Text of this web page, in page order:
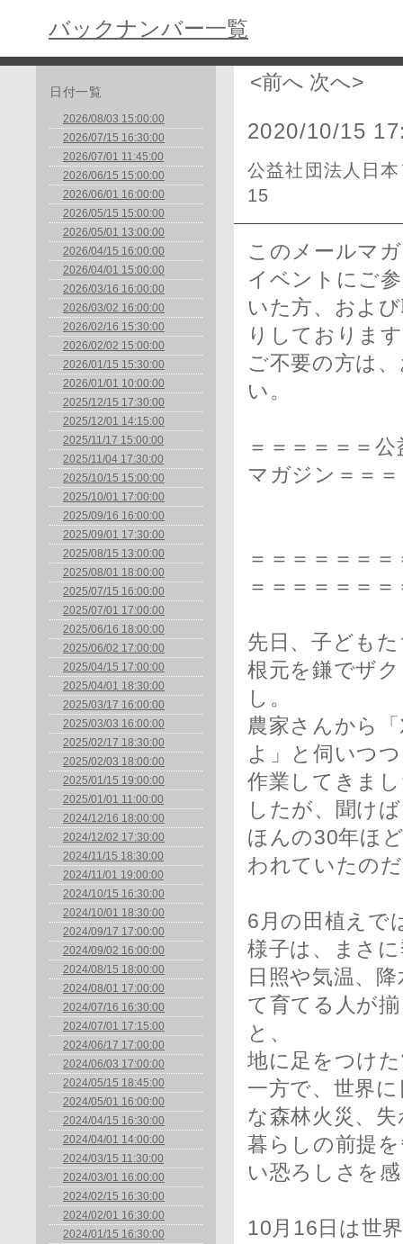
バックナンバー一覧
日付一覧
2026/08/03 15:00:00
2026/07/15 16:30:00
2026/07/01 11:45:00
2026/06/15 15:00:00
2026/06/01 16:00:00
2026/05/15 15:00:00
2026/05/01 13:00:00
2026/04/15 16:00:00
2026/04/01 15:00:00
2026/03/16 16:00:00
2026/03/02 16:00:00
2026/02/16 15:30:00
2026/02/02 15:00:00
2026/01/15 15:30:00
2026/01/01 10:00:00
2025/12/15 17:30:00
2025/12/01 14:15:00
2025/11/17 15:00:00
2025/11/04 17:30:00
2025/10/15 15:00:00
2025/10/01 17:00:00
2025/09/16 16:00:00
2025/09/01 17:30:00
2025/08/15 13:00:00
2025/08/01 18:00:00
2025/07/15 16:00:00
2025/07/01 17:00:00
2025/06/16 18:00:00
2025/06/02 17:00:00
2025/04/15 17:00:00
2025/04/01 18:30:00
2025/03/17 16:00:00
2025/03/03 16:00:00
2025/02/17 18:30:00
2025/02/03 18:00:00
2025/01/15 19:00:00
2025/01/01 11:00:00
2024/12/16 18:00:00
2024/12/02 17:30:00
2024/11/15 18:30:00
2024/11/01 19:00:00
2024/10/15 16:30:00
2024/10/01 18:30:00
2024/09/17 17:00:00
2024/09/02 16:00:00
2024/08/15 18:00:00
2024/08/01 17:00:00
2024/07/16 16:30:00
2024/07/01 17:15:00
2024/06/17 17:00:00
2024/06/03 17:00:00
2024/05/15 18:45:00
2024/05/01 16:00:00
2024/04/15 16:30:00
2024/04/01 14:00:00
2024/03/15 11:30:00
2024/03/01 16:00:00
2024/02/15 16:30:00
2024/02/01 16:30:00
2024/01/15 16:30:00
<前へ 次へ>
2020/10/15
公益社団法人日
15
このメールマ
イベントにご
いた方、およ
りしておりま
ご不要の方は
い。
＝＝＝＝＝＝
マガジン＝＝
＝＝＝＝＝＝
＝＝＝＝＝＝＝
先日、子ども
根元を鎌でザ
し。
農家さんから
よ」と伺いつ
作業してきま
したが、聞け
ほんの30年ほ
われていたの
6月の田植えで
様子は、まさ
日照や気温、
て育てる人が
と、
地に足をつけ
一方で、世界
な森林火災、
暮らしの前提
い恐ろしさを
10月16日は世